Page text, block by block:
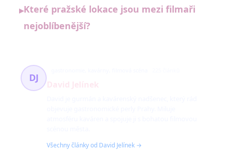
▸Které pražské lokace jsou mezi filmaři
nejoblíbenější?
DJ
Všechny články od David Jelínek →